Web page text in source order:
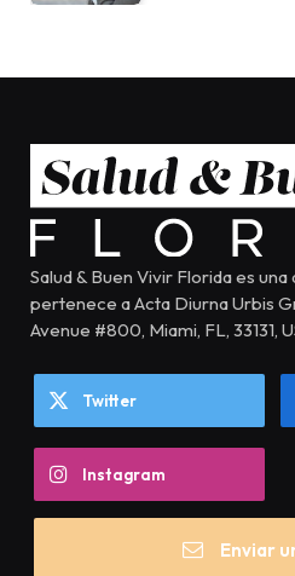
Salud & Buen Vivir Florida es
pertenece a Acta Diurna Urbis
Avenue #800, Miami, FL, 33131,
Twitter
Instagram
Enviar